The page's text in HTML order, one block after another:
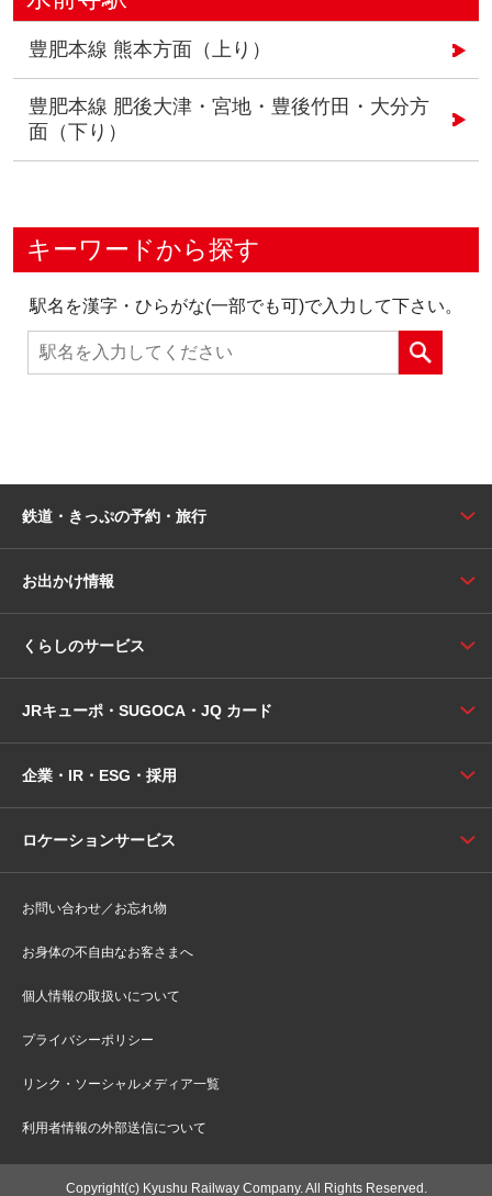
豊肥本線 熊本方面（上り）
豊肥本線 肥後大津・宮地・豊後竹田・大分方
面（下り）
キーワードから探す
駅名を漢字・ひらがな(一部でも可)で入力して下さい。
鉄道・きっぷの予約・旅行
お出かけ情報
くらしのサービス
JRキューポ・SUGOCA・JQ カード
企業・IR・ESG・採用
ロケーションサービス
お問い合わせ／お忘れ物
お身体の不自由なお客さまへ
個人情報の取扱いについて
プライバシーポリシー
リンク・ソーシャルメディア一覧
利用者情報の外部送信について
Copyright(c) Kyushu Railway Company. All Rights Reserved.